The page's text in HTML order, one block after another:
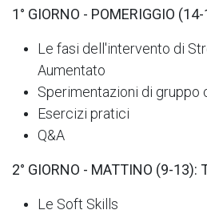
1° GIORNO - POMERIGGIO
Le fasi dell'intervento di
Aumentato
Sperimentazioni di gruppo
Esercizi pratici
Q&A
2° GIORNO - MATTINO (9-13):
Le Soft Skills